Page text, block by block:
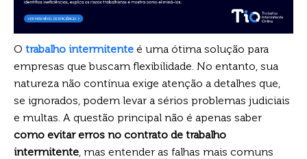
O trabalho intermitente é uma ótima solução para
empresas que buscam flexibilidade. No entanto, sua
natureza não contínua exige atenção a detalhes que,
se ignorados, podem levar a sérios problemas judiciais
e multas. A questão principal não é apenas saber
como evitar erros no contrato de trabalho
intermitente, mas entender as falhas mais comuns